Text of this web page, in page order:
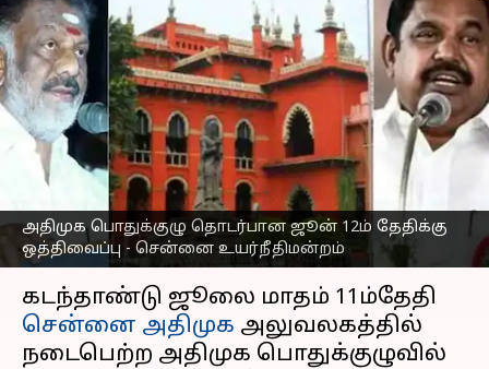
அதிமுக பொதுக்குழு தொடர்பான ஜூன் 12ம் தேதிக்கு
ஒத்திவைப்பு - சென்னை உயர்நீதிமன்றம்
அதிமுக பொதுக்குழு
தொடர்பான ஜூன் 12ம்
தேதிக்கு ஒத்திவைப்பு -
சென்னை
உயர்நீதிமன்றம்
Nivetha P Jun 09, 2023 08:22 pm
செய்தி முன்னோட்டம்
கடந்தாண்டு ஜூலை மாதம் 11ம்தேதி
சென்னை அதிமுக அலுவலகத்தில்
நடைபெற்ற அதிமுக பொதுக்குழுவில்